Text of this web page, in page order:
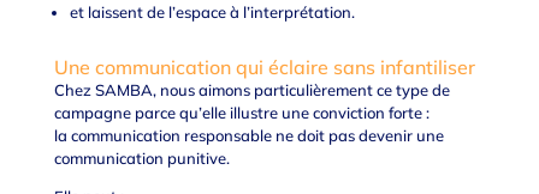
et laissent de l’espace à l’interprétation.
Une communication qui éclaire sans infantiliser
Chez SAMBA, nous aimons particulièrement ce type de
campagne parce qu’elle illustre une conviction forte :
la communication responsable ne doit pas devenir une
communication punitive.